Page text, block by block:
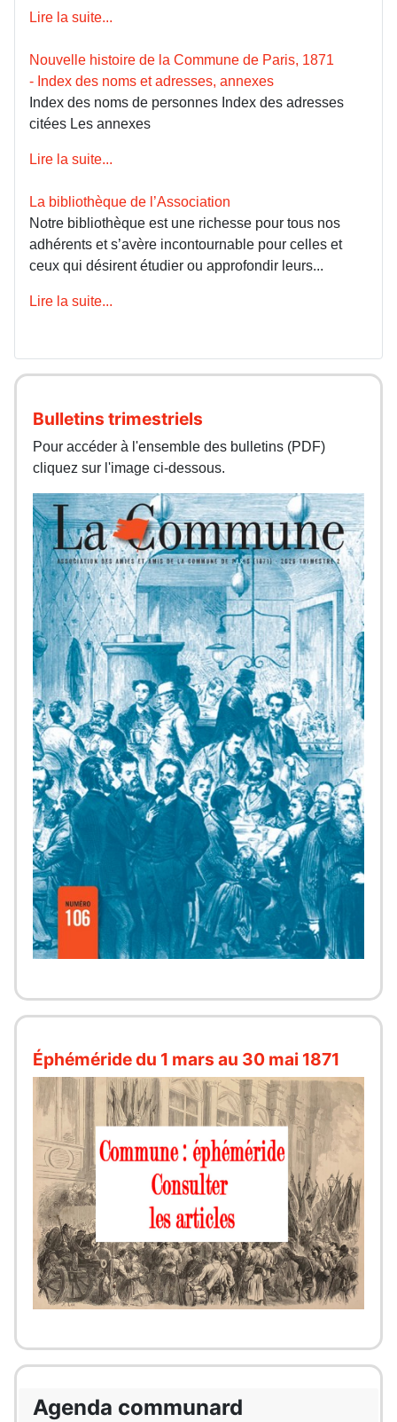
Lire la suite...
Nouvelle histoire de la Commune de Paris, 1871
- Index des noms et adresses, annexes
Index des noms de personnes Index des adresses
citées Les annexes
Lire la suite...
La bibliothèque de l’Association
Notre bibliothèque est une richesse pour tous nos
adhérents et s’avère incontournable pour celles et
ceux qui désirent étudier ou approfondir leurs...
Lire la suite...
Bulletins trimestriels
Pour accéder à l'ensemble des bulletins (PDF)
cliquez sur l'image ci-dessous.
Éphéméride du 1 mars au 30 mai 1871
Agenda communard